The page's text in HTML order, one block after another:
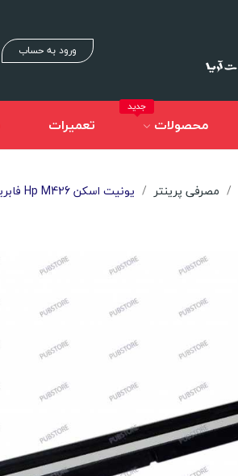
ورود به حساب
محصولات
جدید
تعمیرات
مصرفی پرینتر یونیت اسکن Hp M426 فابریک